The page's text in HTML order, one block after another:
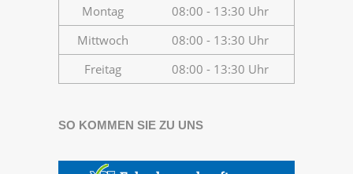
Montag
08:00 - 13:30 Uhr
Mittwoch
08:00 - 13:30 Uhr
Freitag
08:00 - 13:30 Uhr
SO KOMMEN SIE ZU UNS